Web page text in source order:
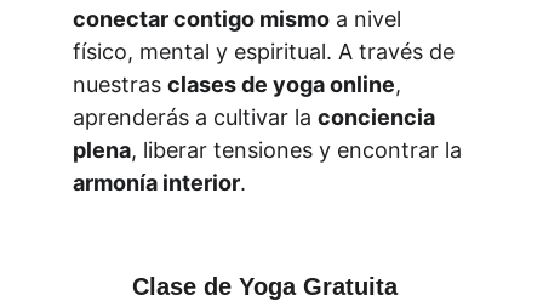
conectar contigo mismo a nivel
físico, mental y espiritual. A través de
nuestras clases de yoga online,
aprenderás a cultivar la conciencia
plena, liberar tensiones y encontrar la
armonía interior.
Clase de Yoga Gratuita